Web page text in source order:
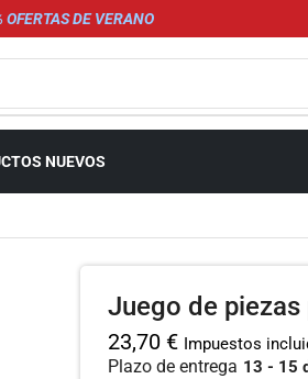
OFERTAS DE VERANO
NUEVOS
Juego de piezas
23,70 € Impuestos
Plazo de entrega 13 - 15